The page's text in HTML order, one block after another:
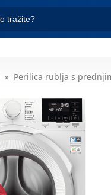
Perilica rublja s